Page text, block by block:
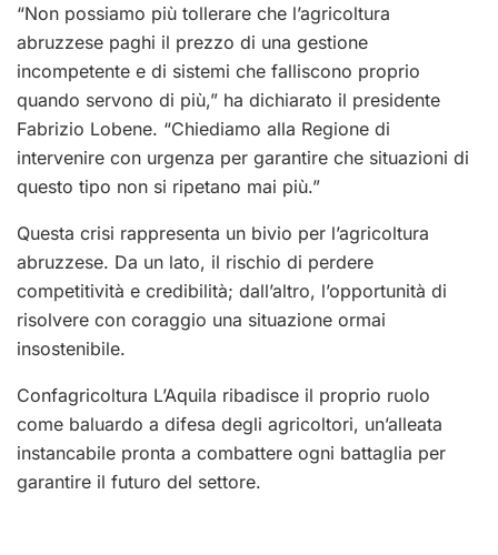
“Non possiamo più tollerare che l’agricoltura
abruzzese paghi il prezzo di una gestione
incompetente e di sistemi che falliscono proprio
quando servono di più,” ha dichiarato il presidente
Fabrizio Lobene. “Chiediamo alla Regione di
intervenire con urgenza per garantire che situazioni di
questo tipo non si ripetano mai più.”
Questa crisi rappresenta un bivio per l’agricoltura
abruzzese. Da un lato, il rischio di perdere
competitività e credibilità; dall’altro, l’opportunità di
risolvere con coraggio una situazione ormai
insostenibile.
Confagricoltura L’Aquila ribadisce il proprio ruolo
come baluardo a difesa degli agricoltori, un’alleata
instancabile pronta a combattere ogni battaglia per
garantire il futuro del settore.